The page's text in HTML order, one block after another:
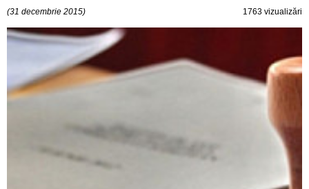
(31 decembrie 2015) 1763 vizualizări